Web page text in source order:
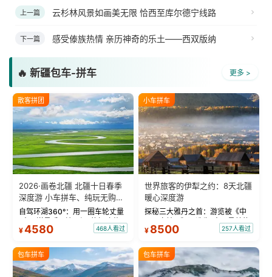
上一篇 云杉林风景如画美无限 恰西至库尔德宁线路
下一篇 感受傣族热情 亲历神奇的乐土——西双版纳
🔥 新疆包车-拼车 更多 >
散客拼团
2026·画卷北疆 北疆十日春季
深度游 小车拼车、纯玩无购
物！
自驾环湖360°：用一圈车轮丈量
“大西洋最后一滴眼泪”的极致蔚
蓝。 赛湖旅拍：甄选多款风格服
绝美瞬间。 赛湖坦克300跟车视
频：专业摄影师...
¥4580 468人看过
小车拼车
世界旅客的伊犁之约：8天北疆
暖心深度游
探秘三大雅丹之首：游览被《中
国国家地理》评选为“中国最美的
三大雅丹”第一名的克拉玛依魔鬼
瓦人最大村落——禾木村，欣赏
晨雾与小木...
¥ 8500 257人看过
包车拼车 包车拼车